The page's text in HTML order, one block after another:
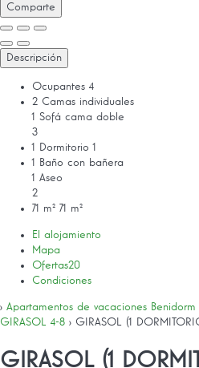
Comparte
Descripción
Ocupantes 4
2 Camas individuales
1 Sofá cama doble
3
1 Dormitorio 1
1 Baño con bañera
1 Aseo
2
71 m² 71 m²
El alojamiento
Mapa
Ofertas20
Condiciones
› Apartamentos de vacaciones Benidorm
GIRASOL 4-8 › GIRASOL (1
GIRASOL (1